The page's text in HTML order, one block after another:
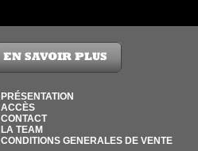
PRÉSENTATION
ACCÈS
CONTACT
LA TEAM
CONDITIONS GENERALES DE VENTE